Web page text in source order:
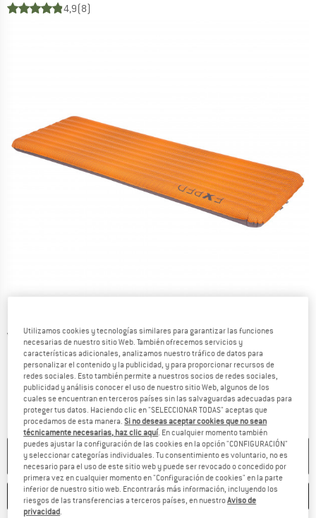
4,9(8)
Vistas detalladas
NO ESTÁ DISPONIBLE
GUARDAR COMPARAR
Utilizamos cookies y tecnologías similares para garantizar las funciones
necesarias de nuestro sitio Web. También ofrecemos servicios y
características adicionales, analizamos nuestro tráfico de datos para
personalizar el contenido y la publicidad, y para proporcionar recursos de
redes sociales. Esto también permite a nuestros socios de redes sociales,
publicidad y análisis conocer el uso de nuestro sitio Web, algunos de los
cuales se encuentran en terceros países sin las salvaguardas adecuadas para
proteger tus datos. Haciendo clic en "SELECCIONAR TODAS" aceptas que
procedamos de esta manera.Si no deseas aceptar cookies que no sean
técnicamente necesarias, haz clic aquí. En cualquier momento también
puedes ajustar la configuración de las cookies en la opción "CONFIGURACIÓN"
y seleccionar categorías individuales. Tu consentimiento es voluntario, no es
necesario para el uso de este sitio web y puede ser revocado o concedido por
primera vez en cualquier momento en "Configuración de cookies" en la parte
inferior de nuestro sitio web. Encontrarás más información, incluyendo los
riesgos de las transferencias a terceros países, en nuestroAviso de
privacidad